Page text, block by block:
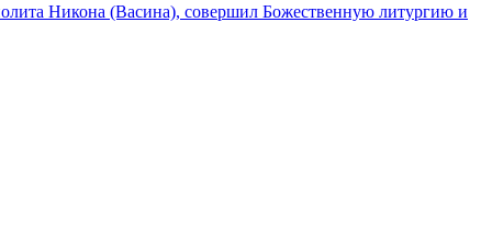
Никона (Васина), совершил Божественную литургию и